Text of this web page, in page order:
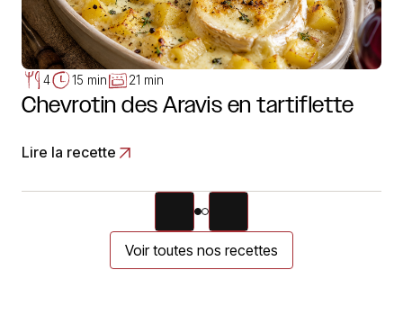
4 15 min 21 min
Chevrotin des Aravis en tartiflette
Lire la recette
Voir toutes nos recettes